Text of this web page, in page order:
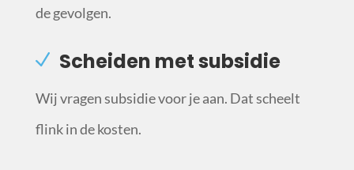
de gevolgen.
Scheiden met subsidie
Wij vragen subsidie voor je aan. Dat scheelt
flink in de kosten.